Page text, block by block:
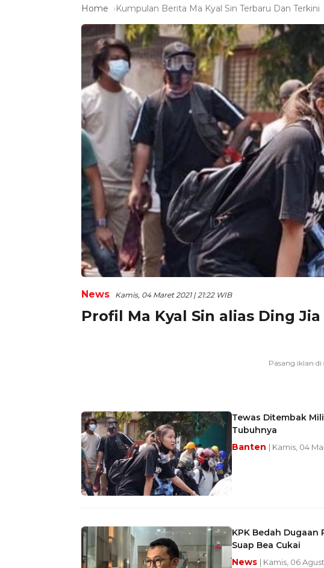
Home Kumpulan Berita Ma Kyal Sin Terbaru Dan Terkini
News Kamis, 04 Maret 2021 | 21:22 WIB
Profil Ma Kyal Sin alias Ding
Tewas Ditembak
Tubuhnya
Banten | Kamis, 04
KPK Bedah Dugaan
Suap Bea Cukai
News | Kamis, 06